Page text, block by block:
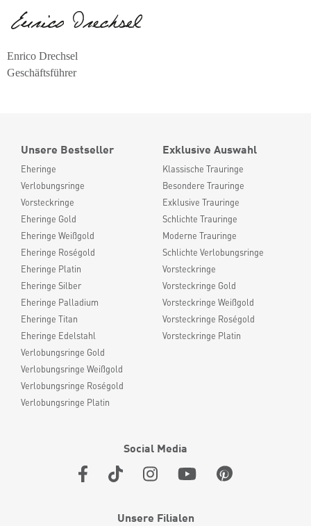
Enrico Drechsel
Geschäftsführer
Unsere Bestseller
Eheringe
Verlobungsringe
Vorsteckringe
Eheringe Gold
Eheringe Weißgold
Eheringe Roségold
Eheringe Platin
Eheringe Silber
Eheringe Palladium
Eheringe Titan
Eheringe Edelstahl
Verlobungsringe Gold
Verlobungsringe Weißgold
Verlobungsringe Roségold
Verlobungsringe Platin
Exklusive Auswahl
Klassische Trauringe
Besondere Trauringe
Exklusive Trauringe
Schlichte Trauringe
Moderne Trauringe
Schlichte Verlobungsringe
Vorsteckringe
Vorsteckringe Gold
Vorsteckringe Weißgold
Vorsteckringe Roségold
Vorsteckringe Platin
Social Media
Unsere Filialen